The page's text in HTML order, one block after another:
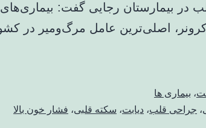
بیمارستان رجایی گفت: بیماری‌های
اصلی‌ترین عامل مرگ‌ومیر در
، بیماری ها
، جراحی قلب، دیابت، سکته قلبی، فشار خون بالا